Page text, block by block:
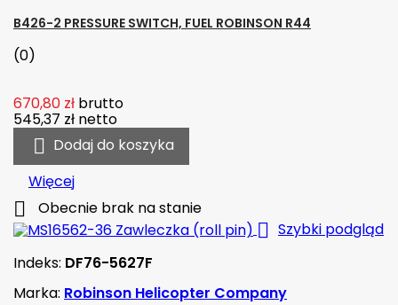
B426-2 PRESSURE SWITCH, FUEL ROBINSON R44
(0)
670,80 zł brutto
545,37 zł netto
 Dodaj do koszyka
Więcej
 Obecnie brak na stanie
 Szybki podgląd
Indeks: DF76-5627F
Marka: Robinson Helicopter Company